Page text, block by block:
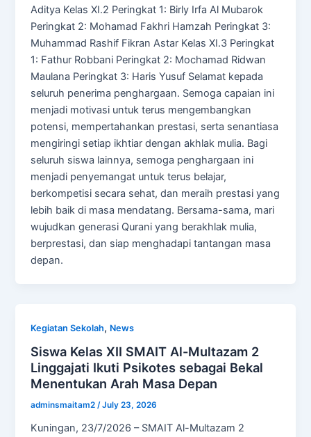
Aditya Kelas XI.2 Peringkat 1: Birly Irfa Al Mubarok
Peringkat 2: Mohamad Fakhri Hamzah Peringkat 3:
Muhammad Rashif Fikran Astar Kelas XI.3 Peringkat
1: Fathur Robbani Peringkat 2: Mochamad Ridwan
Maulana Peringkat 3: Haris Yusuf Selamat kepada
seluruh penerima penghargaan. Semoga capaian ini
menjadi motivasi untuk terus mengembangkan
potensi, mempertahankan prestasi, serta senantiasa
mengiringi setiap ikhtiar dengan akhlak mulia. Bagi
seluruh siswa lainnya, semoga penghargaan ini
menjadi penyemangat untuk terus belajar,
berkompetisi secara sehat, dan meraih prestasi yang
lebih baik di masa mendatang. Bersama-sama, mari
wujudkan generasi Qurani yang berakhlak mulia,
berprestasi, dan siap menghadapi tantangan masa
depan.
Kegiatan Sekolah, News
Siswa Kelas XII SMAIT Al-Multazam 2
Linggajati Ikuti Psikotes sebagai Bekal
Menentukan Arah Masa Depan
adminsmaitam2/July 23, 2026
Kuningan, 23/7/2026 – SMAIT Al-Multazam 2